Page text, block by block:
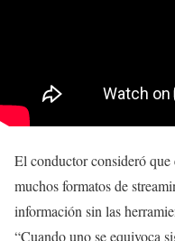
El conductor consideró
muchos formatos de
información sin las
“Cuando uno se equivoca